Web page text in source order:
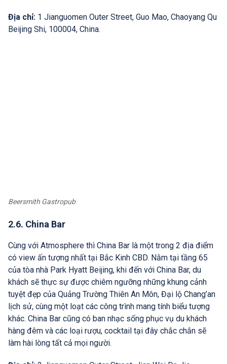
Địa chỉ: 1 Jianguomen Outer Street, Guo Mao, Chaoyang Qu
Beijing Shi, 100004, China.
Beersmith Gastropub
2.6. China Bar
Cùng với Atmosphere thì China Bar là một trong 2 địa điểm
có view ấn tượng nhất tại Bắc Kinh CBD. Nằm tại tầng 65
của tòa nhà Park Hyatt Beijing, khi đến với China Bar, du
khách sẽ thực sự được chiêm ngưỡng những khung cảnh
tuyệt đẹp của Quảng Trường Thiên An Môn, Đại lộ Chang’an
lịch sử, cùng một loạt các công trình mang tính biểu tượng
khác. China Bar cũng có ban nhạc sống phục vụ du khách
hàng đêm và các loại rượu, cocktail tại đây chắc chắn sẽ
làm hài lòng tất cả mọi người.